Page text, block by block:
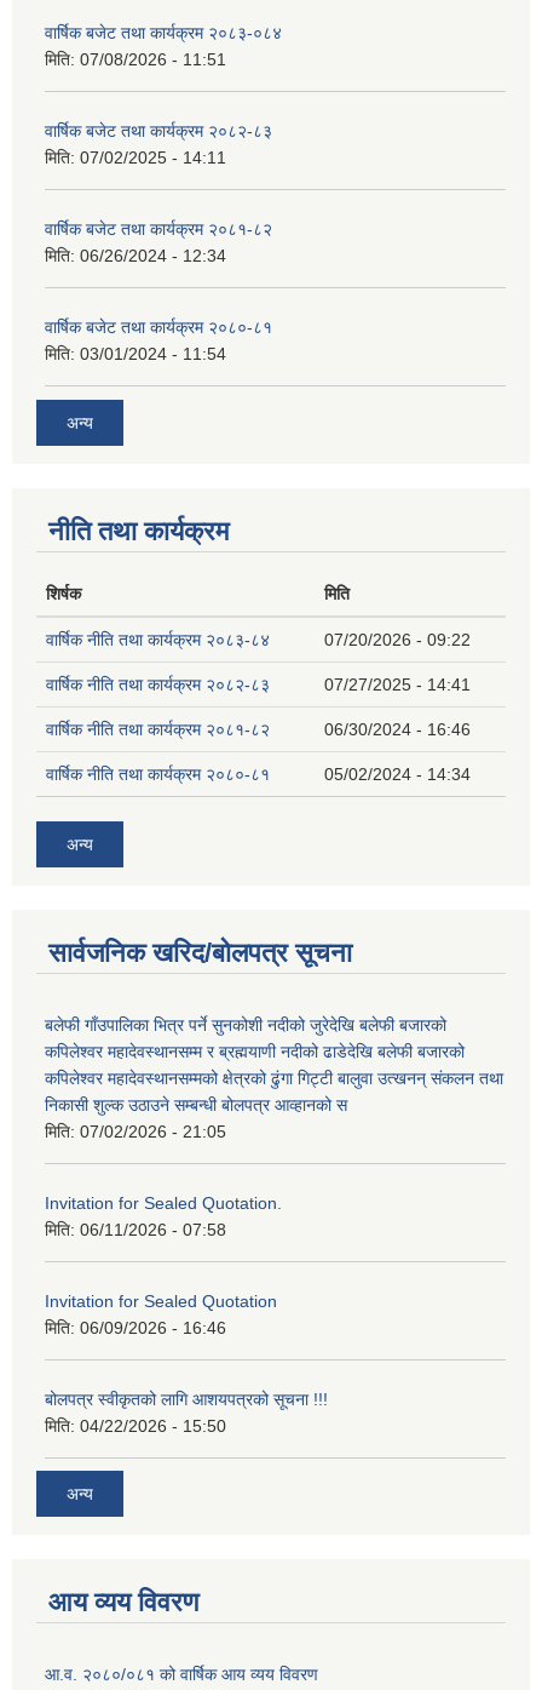
वार्षिक बजेट तथा कार्यक्रम २०८३-०८४
मिति: 07/08/2026 - 11:51
वार्षिक बजेट तथा कार्यक्रम २०८२-८३
मिति: 07/02/2025 - 14:11
वार्षिक बजेट तथा कार्यक्रम २०८१-८२
मिति: 06/26/2024 - 12:34
वार्षिक बजेट तथा कार्यक्रम २०८०-८१
मिति: 03/01/2024 - 11:54
अन्य
नीति तथा कार्यक्रम
शिर्षक मिति
वार्षिक नीति तथा कार्यक्रम २०८३-८४ 07/20/2026 - 09:22
वार्षिक नीति तथा कार्यक्रम २०८२-८३ 07/27/2025 - 14:41
वार्षिक नीति तथा कार्यक्रम २०८१-८२ 06/30/2024 - 16:46
वार्षिक नीति तथा कार्यक्रम २०८०-८१ 05/02/2024 - 14:34
अन्य
सार्वजनिक खरिद/बोलपत्र सूचना
बलेफी गाँउपालिका भित्र पर्ने सुनकोशी नदीको जुरेदेखि बलेफी बजारको
कपिलेश्वर महादेवस्थानसम्म र ब्रह्मयाणी नदीको ढाडेदेखि बलेफी बजारको
कपिलेश्वर महादेवस्थानसम्मको क्षेत्रको ढुंगा गिट्टी बालुवा उत्खनन् संकलन तथा
निकासी शुल्क उठाउने सम्बन्धी बोलपत्र आव्हानको स
मिति: 07/02/2026 - 21:05
Invitation for Sealed Quotation.
मिति: 06/11/2026 - 07:58
Invitation for Sealed Quotation
मिति: 06/09/2026 - 16:46
बोलपत्र स्वीकृतको लागि आशयपत्रको सूचना !!!
मिति: 04/22/2026 - 15:50
अन्य
आय व्यय विवरण
आ.व. २०८०/०८१ को वार्षिक आय व्यय विवरण